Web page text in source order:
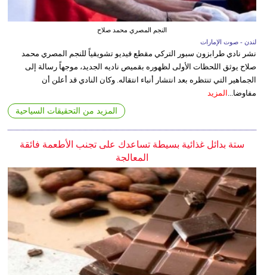
النجم المصري محمد صلاح
لندن - صوت الإمارات
نشر نادي طرابزون سبور التركي مقطع فيديو تشويقياً للنجم المصري محمد
صلاح يوثق اللحظات الأولى لظهوره بقميص ناديه الجديد، موجهاً رسالة إلى
الجماهير التي تنتظره بعد انتشار أنباء انتقاله. وكان النادي قد أعلن أن
مفاوضا... المزيد
المزيد من التحقيقات السياحية
ستة بدائل غذائية بسيطة تساعدك على تجنب الأطعمة فائقة
المعالجة